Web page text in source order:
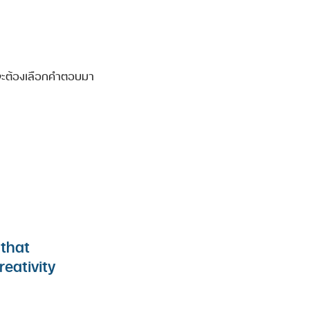
ต้องเลือกคำตอบมา